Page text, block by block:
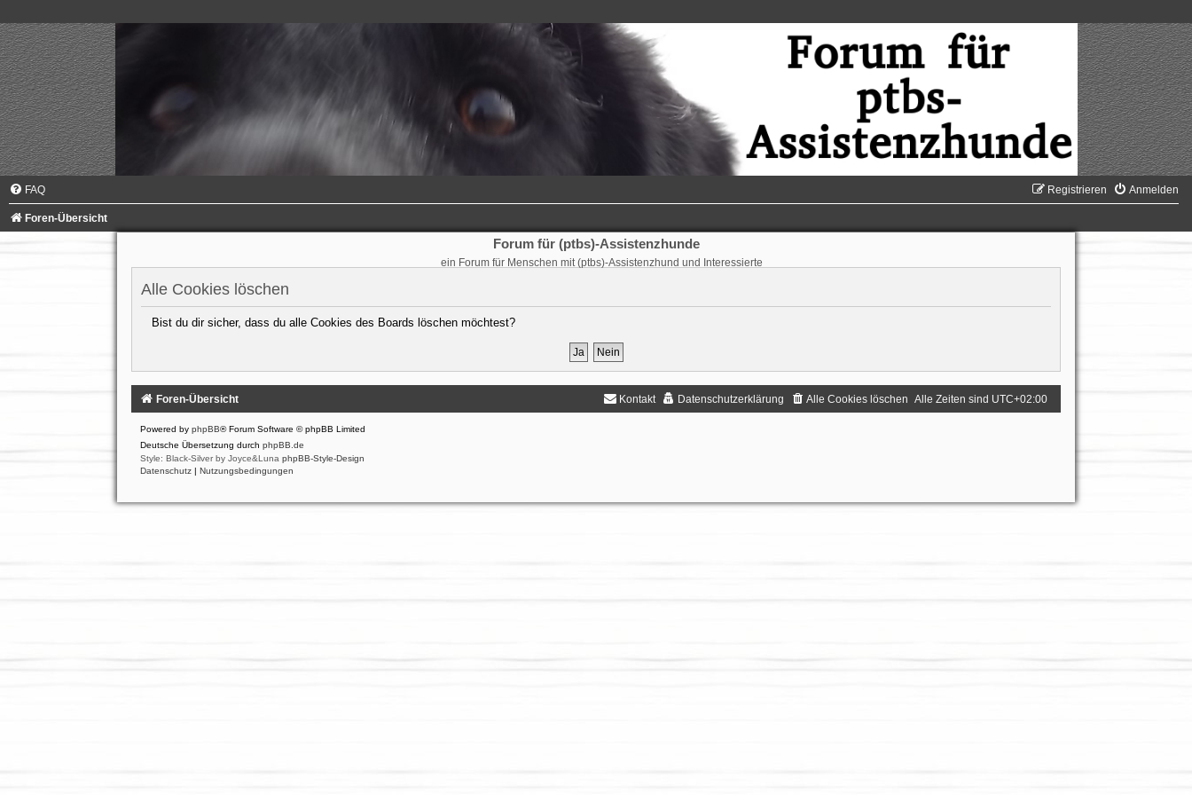
FAQ Anmelden
Registrieren
Foren-Übersicht
Forum für (ptbs)-Assistenzhunde
ein Forum für Menschen mit (ptbs)-Assistenzhund und Interessierte
Alle Cookies löschen
Bist du dir sicher, dass du alle Cookies des Boards löschen möchtest?
Foren-Übersicht Alle Zeiten sind UTC+02:00
Alle Cookies löschen
Datenschutzerklärung
Kontakt
Powered by phpBB® Forum Software © phpBB Limited
Deutsche Übersetzung durch phpBB.de
Style: Black-Silver by Joyce&Luna phpBB-Style-Design
Datenschutz | Nutzungsbedingungen